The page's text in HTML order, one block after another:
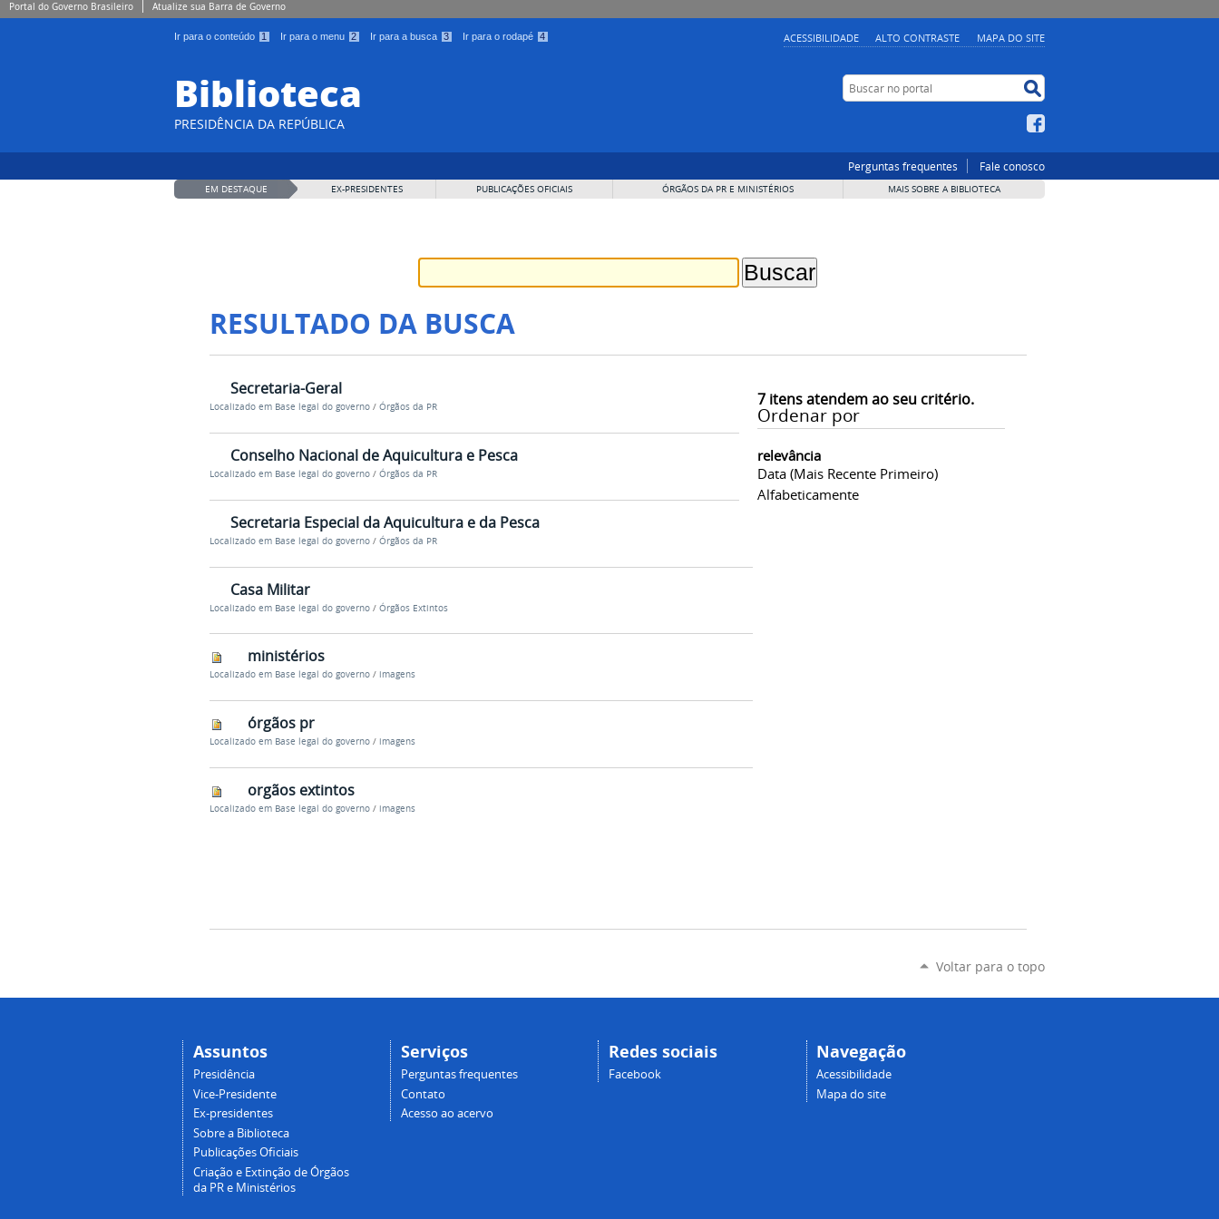
Portal do Governo Brasileiro Atualize sua Barra de Governo
Ir para o conteúdo 1 Ir para o menu 2 Ir para a busca 3 Ir para o rodapé 4 ACESSIBILIDADE ALTO CONTRASTE MAPA DO SITE
Biblioteca
PRESIDÊNCIA DA REPÚBLICA
Buscar no portal
Perguntas frequentes Fale conosco
EM DESTAQUE EX-PRESIDENTES PUBLICAÇÕES OFICIAIS ÓRGÃOS DA PR E MINISTÉRIOS MAIS SOBRE A BIBLIOTECA
RESULTADO DA BUSCA
7itens atendem ao seu critério.
Ordenar por
relevância
Data (mais Recente Primeiro)
Alfabeticamente
Secretaria-Geral
Localizado em Base legal do governo / Órgãos da PR
Conselho Nacional de Aquicultura e Pesca
Localizado em Base legal do governo / Órgãos da PR
Secretaria Especial da Aquicultura e da Pesca
Localizado em Base legal do governo / Órgãos da PR
Casa Militar
Localizado em Base legal do governo / Órgãos Extintos
ministérios
Localizado em Base legal do governo / imagens
órgãos pr
Localizado em Base legal do governo / imagens
orgãos extintos
Localizado em Base legal do governo / imagens
Voltar para o topo
Assuntos
Presidência
Vice-Presidente
Ex-presidentes
Sobre a Biblioteca
Publicações Oficiais
Criação e Extinção de Órgãos
da PR e Ministérios
Serviços
Perguntas frequentes
Contato
Acesso ao acervo
Redes sociais
Facebook
Navegação
Acessibilidade
Mapa do site